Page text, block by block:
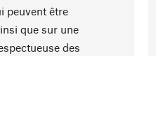
peuvent être
que sur une
des